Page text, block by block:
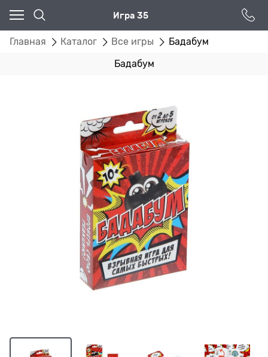
Игра 35
Главная Каталог Все игры Бадабум
Бадабум